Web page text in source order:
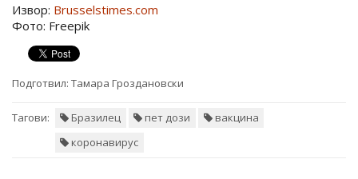
Извор: Brusselstimes.com
Фото: Freepik
Подготвил: Тамара Гроздановски
Тагови: Бразилец пет дози
вакцина
коронавирус